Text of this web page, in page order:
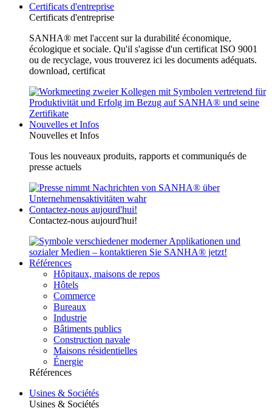
Certificats d'entreprise
Certificats d'entreprise
SANHA® met l'accent sur la durabilité économique,
écologique et sociale. Qu'il s'agisse d'un certificat ISO 9001
ou de recyclage, vous trouverez ici les documents adéquats.
download, certificat
Nouvelles et Infos
Nouvelles et Infos
Tous les nouveaux produits, rapports et communiqués de
presse actuels
Contactez-nous aujourd'hui!
Contactez-nous aujourd'hui!
Références
Hôpitaux, maisons de repos
Hôtels
Commerce
Bureaux
Industrie
Bâtiments publics
Construction navale
Maisons résidentielles
Énergie
Références
Usines & Sociétés
Usines & Sociétés